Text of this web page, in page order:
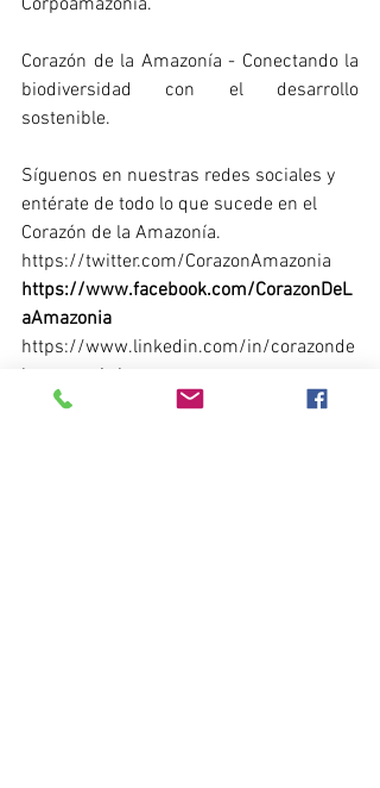
Corpoamazonía.
Corazón de la Amazonía - Conectando la
biodiversidad con el desarrollo
sostenible.
Síguenos en nuestras redes sociales y
entérate de todo lo que sucede en el
Corazón de la Amazonía.
https://twitter.com/CorazonAmazonia
https://www.facebook.com/CorazonDeL
aAmazonia
https://www.linkedin.com/in/corazonde
laamazonia/
https://www.instagram.com/corazondel